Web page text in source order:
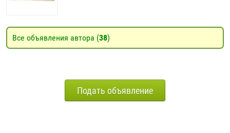
Все объявления автора (38)
Подать объявление